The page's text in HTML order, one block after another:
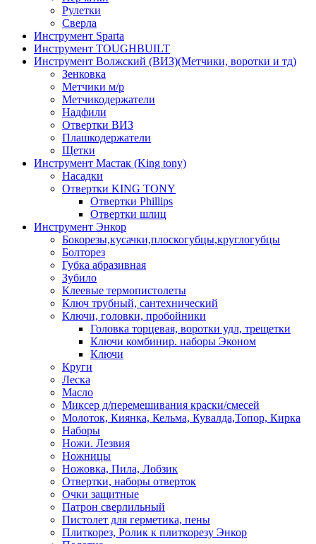
Рулетки
Сверла
Инструмент Sparta
Инструмент TOUGHBUILT
Инструмент Волжский (ВИЗ)(Метчики, воротки и тд)
Зенковка
Метчики м/р
Метчикодержатели
Надфили
Отвертки ВИЗ
Плашкодержатели
Щетки
Инструмент Мастак (King tony)
Насадки
Отвертки KING TONY
Отвертки Phillips
Отвертки шлиц
Инструмент Энкор
Бокорезы,кусачки,плоскогубцы,круглогубцы
Болторез
Губка абразивная
Зубило
Клеевые термопистолеты
Ключ трубный, сантехнический
Ключи, головки, пробойники
Головка торцевая, воротки удл, трещетки
Ключи комбинир. наборы Эконом
Ключи
Круги
Леска
Масло
Миксер д/перемешивания краски/смесей
Молоток, Киянка, Кельма, Кувалда,Топор, Кирка
Наборы
Ножи. Лезвия
Ножницы
Ножовка, Пила, Лобзик
Отвертки, наборы отверток
Очки защитные
Патрон сверлильный
Пистолет для герметика, пены
Плиткорез, Ролик к плиткорезу Энкор